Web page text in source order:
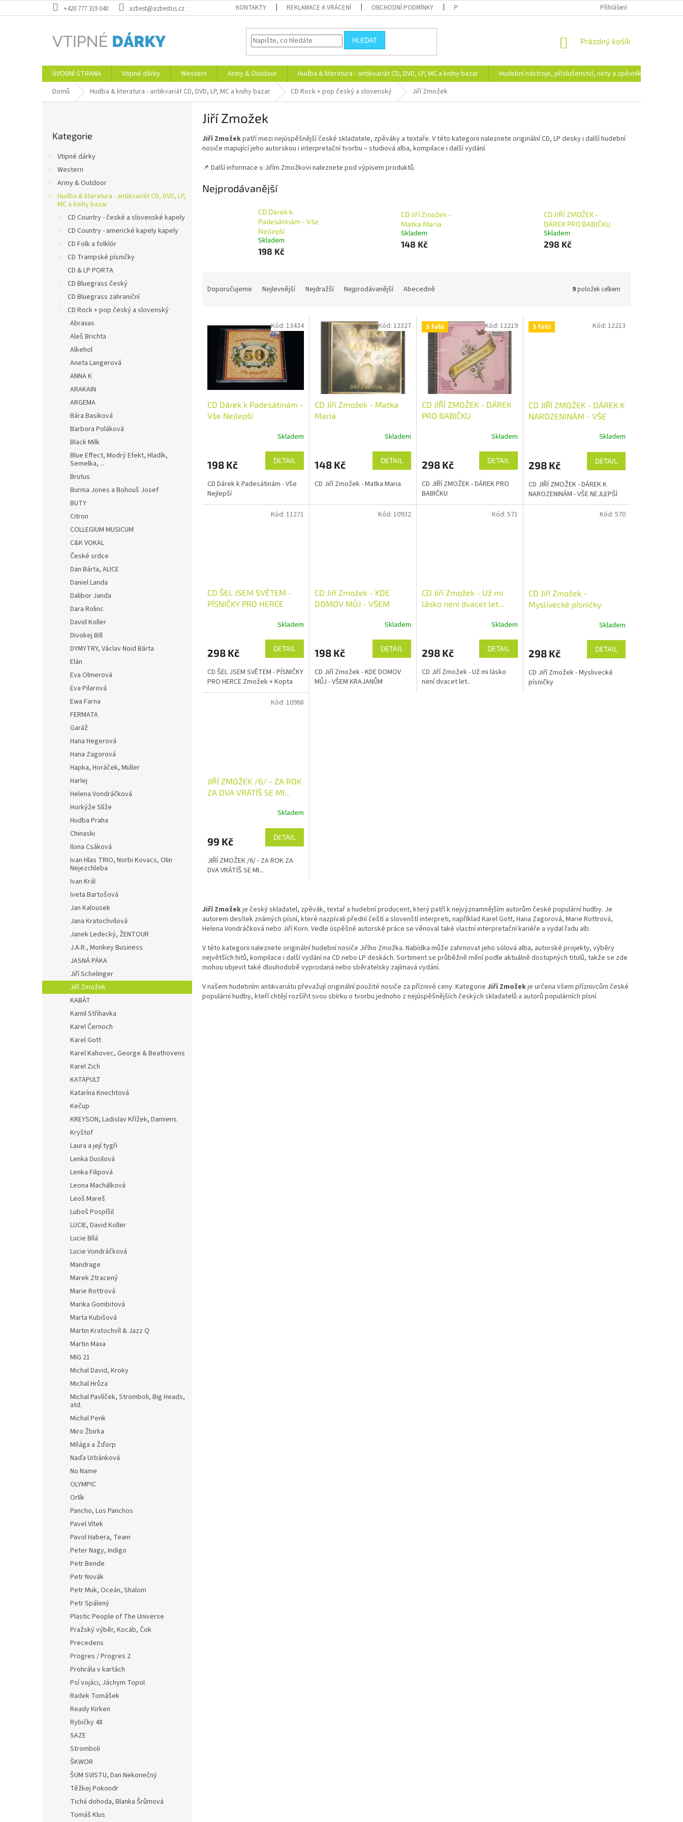
na
+420 777 319 040 azbest@azbestus.cz KONTAKTY REKLAMACE A VRÁCENÍ OBCHODNÍ PODMÍNKY PODMÍNKY OCHRANY OSOBNÍCH ÚDAJŮ DOPRAVA A PLATBA
Přihlášení
HLEDAT
NÁKUPNÍ
Prázdný košík
ÚVODNÍ STRANA Vtipné dárky Western Army & Outdoor Hudba & literatura - antikvariát CD, DVD, LP, MC a knihy bazar Hudební nástroje, příslušenství, noty a zpěvníky
Domů
Hudba & literatura - antikvariát CD, DVD, LP, MC a knihy bazar CD Rock + pop český a slovenský Jiří Zmožek
kategorie
Kategorie
Vtipné dárky
Western
Army & Outdoor
Hudba & literatura - antikvariát CD, DVD, LP,
MC a knihy bazar
CD Country - české a slovenské kapely
CD Country - americké kapely kapely
CD Folk a folklór
CD Trampské písničky
CD & LP PORTA
CD Bluegrass český
CD Bluegrass zahraniční
CD Rock + pop český a slovenský
Abraxas
Aleš Brichta
Alkehol
Aneta Langerová
ANNA K
ARAKAIN
ARGEMA
Bára Basiková
Barbora Poláková
Black Milk
Blue Effect, Modrý Efekt, Hladík,
Semelka, ...
Brutus
Burma Jones a Bohouš Josef
BUTY
Citron
COLLEGIUM MUSICUM
C&K VOKAL
České srdce
Dan Bárta, ALICE
Daniel Landa
Dalibor Janda
Dara Rolinc
David Koller
Divokej Bill
DYMYTRY, Václav Noid Bárta
Elán
Eva Olmerová
Eva Pilarová
Ewa Farna
FERMATA
Garáž
Hana Hegerová
Hana Zagorová
Hapka, Horáček, Müller
Harlej
Helena Vondráčková
Horkýže Slíže
Hudba Praha
Chinaski
Ilona Csáková
Ivan Hlas TRIO, Norbi Kovacs, Olin
Nejezchleba
Ivan Král
Iveta Bartošová
Jan Kalousek
Jana Kratochvílová
Janek Ledecký, ŽENTOUR
J.A.R., Monkey Business
JASNÁ PÁKA
Jiří Schelinger
Jiří Zmožek
KABÁT
Kamil Střihavka
Karel Černoch
Karel Gott
Karel Kahovec, George & Beathovens
Karel Zich
KATAPULT
Katarína Knechtová
Kečup
KREYSON, Ladislav Křížek, Damiens
Kryštof
Laura a její tygři
Lenka Dusilová
Lenka Filipová
Leona Machálková
Leoš Mareš
Luboš Pospíšil
LUCIE, David Koller
Lucie Bílá
Lucie Vondráčková
Mandrage
Marek Ztracený
Marie Rottrová
Marika Gombitová
Marta Kubišová
Martin Kratochvíl & Jazz Q
Martin Maxa
MIG 21
Michal David, Kroky
Michal Hrůza
Michal Pavlíček, Stromboli, Big Heads,
atd.
Michal Penk
Miro Žbirka
Mňága a Žďorp
Naďa Urbánková
No Name
OLYMPIC
Orlík
Pancho, Los Panchos
Pavel Vítek
Pavol Habera, Team
Peter Nagy, Indigo
Petr Bende
Petr Novák
Petr Muk, Oceán, Shalom
Petr Spálený
Plastic People of The Universe
Pražský výběr, Kocáb, Čok
Precedens
Progres / Progres 2
Prohrála v kartách
Psí vojáci, Jáchym Topol
Radek Tomášek
Ready Kirken
Rybičky 48
SAZE
Stromboli
ŠKWOR
ŠUM SVISTU, Dan Nekonečný
Těžkej Pokondr
Tichá dohoda, Blanka Šrůmová
Tomáš Klus
Jiří Zmožek
Jiří Zmožekpatří mezi nejúspěšnější české skladatele, zpěváky a textaře. V této kategorii naleznete originální CD, LP desky i další hudební
nosiče mapující jeho autorskou i interpretační tvorbu – studiová alba, kompilace i další vydání.
📌 Další informace o Jiřím Zmožkovi naleznete pod výpisem produktů.
Nejprodávanější
CD Dárek k
Padesátinám - Vše
Nejlepší
Skladem
198 Kč
CD Jiří Zmožek -
Matka Maria
Skladem
148 Kč
CD JIŘÍ ZMOŽEK -
DÁREK PRO BABIČKU
Skladem
298 Kč
Doporučujeme Nejlevnější Nejdražší Nejprodávanější Abecedně 9položek celkem
CD Dárek k Padesátinám -
Vše Nejlepší
Skladem
198 Kč DETAIL
CD Dárek k Padesátinám - Vše
Nejlepší
Kód: 13434
CD Jiří Zmožek - Matka
Maria
Skladem
148 Kč DETAIL
CD Jiří Zmožek - Matka Maria
Kód: 12327 S folií
CD JIŘÍ ZMOŽEK - DÁREK
PRO BABIČKU
Skladem
298 Kč DETAIL
CD JIŘÍ ZMOŽEK - DÁREK PRO
BABIČKU
Kód:12219 S folií
CD JIŘÍ ZMOŽEK - DÁREK K
NAROZENINÁM - VŠE
Skladem
298 Kč DETAIL
CD JIŘÍ ZMOŽEK - DÁREK K
NAROZENINÁM - VŠE NEJLEPŠÍ
Kód: 12213
CD ŠEL JSEM SVĚTEM -
PÍSNIČKY PRO HERCE
je
z
5
hvězdiček.
Skladem
298 Kč DETAIL
CD ŠEL JSEM SVĚTEM - PÍSNIČKY
PRO HERCE Zmožek + Kopta
Kód: 11271
CD Jiří Zmožek - KDE
DOMOV MŮJ - VŠEM
Skladem
198 Kč DETAIL
CD Jiří Zmožek - KDE DOMOV
MŮJ - VŠEM KRAJANŮM
Kód: 10932
CD Jiří Zmožek - Už mi
lásko není dvacet let...
Skladem
298 Kč DETAIL
CD Jiří Zmožek - Už mi lásko
není dvacet let..
Kód:571
CD Jiří Zmožek -
Myslivecké písničky
Skladem
298 Kč DETAIL
CD Jiří Zmožek - Myslivecké
písničky
Kód: 570
JIŘÍ ZMOŽEK /6/ - ZA ROK
ZA DVA VRÁTÍŠ SE MI...
Skladem
99 Kč DETAIL
JIŘÍ ZMOŽEK /6/ - ZA ROK ZA
DVA VRÁTÍŠ SE MI...
Kód: 10968
l
á
d
a
c
í
p
r
v
k
Jiří Zmožekje český skladatel, zpěvák, textař a hudební producent, který patří k nejvýznamnějším autorům české populární hudby. Je
autorem desítek známých písní, které nazpívali přední čeští a slovenští interpreti, například Karel Gott, Hana Zagorová, Marie Rottrová,
Helena Vondráčková nebo Jiří Korn. Vedle úspěšné autorské práce se věnoval také vlastní interpretační kariéře a vydal řadu alb.
V této kategorii naleznete originální hudební nosiče Jiřího Zmožka. Nabídka může zahrnovat jeho sólová alba, autorské projekty, výběry
největších hitů, kompilace i další vydání na CD nebo LP deskách. Sortiment se průběžně mění podle aktuálně dostupných titulů, takže se zde
mohou objevit také dlouhodobě vyprodaná nebo sběratelsky zajímavá vydání.
V našem hudebním antikvariátu převažují originální použité nosiče za příznivé ceny. Kategorie Jiří Zmožekje určena všem příznivcům české
populární hudby, kteří chtějí rozšířit svou sbírku o tvorbu jednoho z nejúspěšnějších českých skladatelů a autorů populárních písní.